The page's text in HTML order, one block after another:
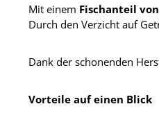
Mit einem Fischanteil
Durch den Verzicht auf
Dank der schonenden
Vorteile auf einen Blick